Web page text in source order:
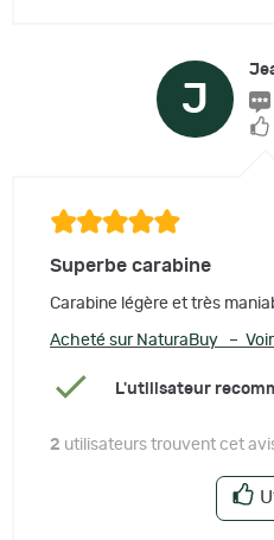
J
Superbe carabine
Carabine légère et très
Acheté sur NaturaBuy –
L'utilisateur
2 utilisateurs trouvent cet